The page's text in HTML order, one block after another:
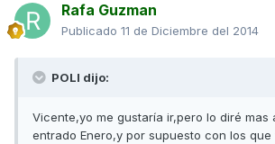
Rafa Guzman
Publicado 11 de Diciembre del 2014
POLI dijo:
Vicente,yo me gustaría ir,pero lo diré mas
entrado Enero,y por supuesto con los que